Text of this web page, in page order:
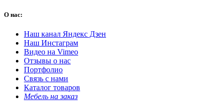
О нас:
Наш канал Яндекс Дзен
Наш Инстаграм
Видео на Vimeo
Отзывы о нас
Портфолио
Связь с нами
Каталог товаров
Мебель на заказ